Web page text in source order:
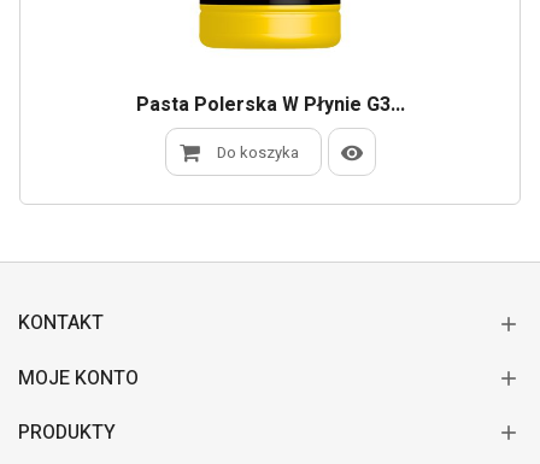
Pasta Polerska W Płynie G3...
Do koszyka
KONTAKT
MOJE KONTO
PRODUKTY